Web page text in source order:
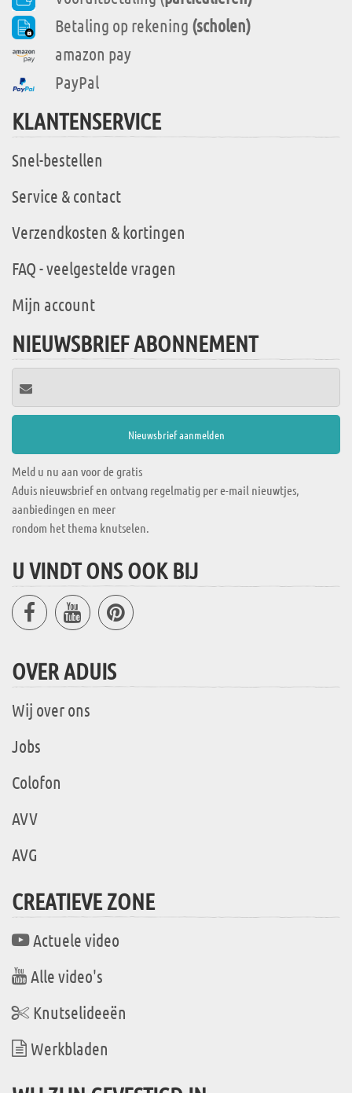
Betaling op rekening (scholen)
amazon pay
PayPal
KLANTENSERVICE
Snel-bestellen
Service & contact
Verzendkosten & kortingen
FAQ - veelgestelde vragen
Mijn account
NIEUWSBRIEF ABONNEMENT
Meld u nu aan voor de gratis
Aduis nieuwsbrief en ontvang regelmatig per e-mail nieuwtjes,
aanbiedingen en meer
rondom het thema knutselen.
U VINDT ONS OOK BIJ
OVER ADUIS
Wij over ons
Jobs
Colofon
AVV
AVG
CREATIEVE ZONE
Actuele video
Alle video's
Knutselideeën
Werkbladen